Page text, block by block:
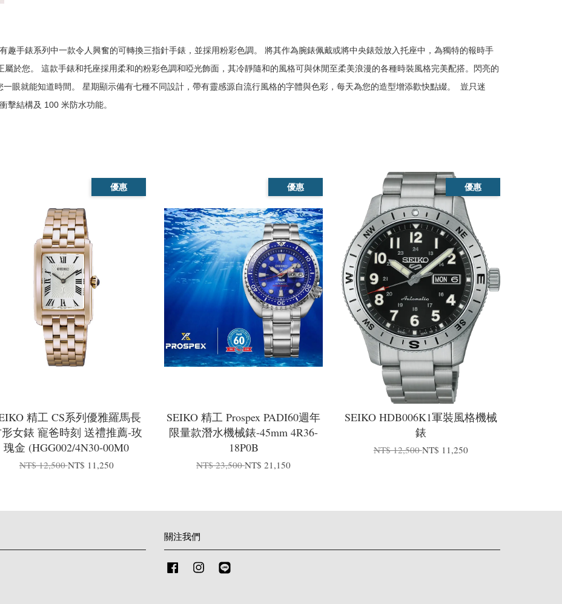
趣手錶系列中一款令人興奮的可轉換三指針手錶，並採用粉彩色調。 將其作為腕錶佩戴或將中央錶殼放入托座中，為獨特的報時手
於您。 這款手錶和托座採用柔和的粉彩色調和啞光飾面，其冷靜隨和的風格可與休閒至柔美浪漫的各種時裝風格完美配搭。閃亮的
眼就能知道時間。 星期顯示備有七種不同設計，帶有靈感源自流行風格的字體與色彩，每天為您的造型增添歡快點綴。  豈只迷
擊結構及 100 米防水功能。
優惠
精工 CS系列優雅羅馬長
女錶 寵爸時刻 送禮推薦-玫
瑰金 (HGG002/4N30-00M0
NT$ 12,500NT$ 11,250
優惠
SEIKO 精工 Prospex PADI60週年
限量款潛水機械錶-45mm 4R36-
18P0B
NT$ 23,500NT$ 21,150
優惠
SEIKO HDB006K1軍裝風格機械
錶
NT$ 12,500NT$ 11,250
關注我們
FacebookInstagram